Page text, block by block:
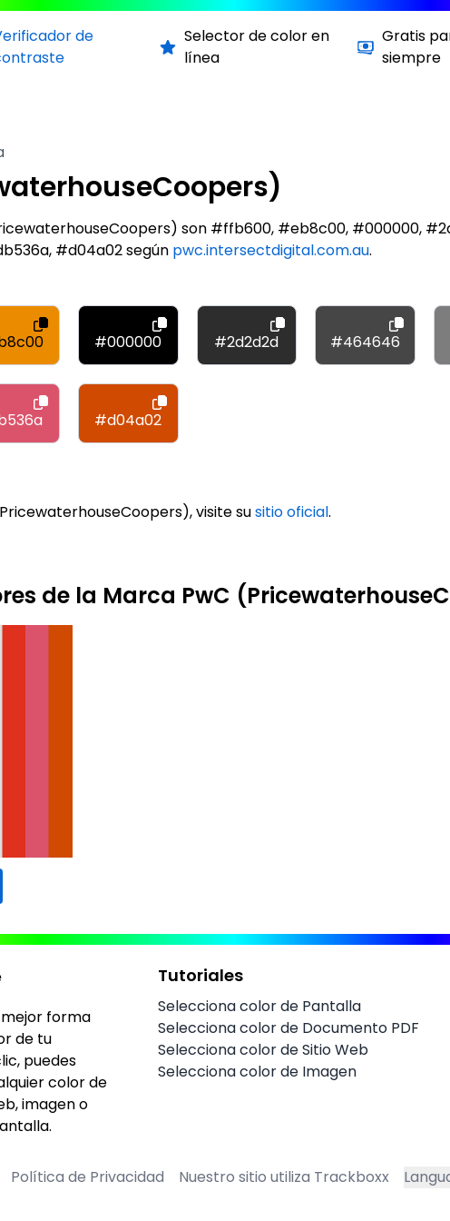
de
Selector de color en
línea
Gratis
siempre
son #ffb600, #eb8c00, #000000,
#d04a02 según pwc.intersectdigital.com.au.
#000000 #2d2d2d #464646
#d04a02
visite susitio oficial.
de la Marca PwC
mejor forma
de tu
puedes
color de
imagen o
Tutoriales
Selecciona color de Pantalla
Selecciona color de Documento PDF
Selecciona color de Sitio Web
Selecciona color de Imagen
Política de Privacidad Nuestro sitio utiliza Trackboxx